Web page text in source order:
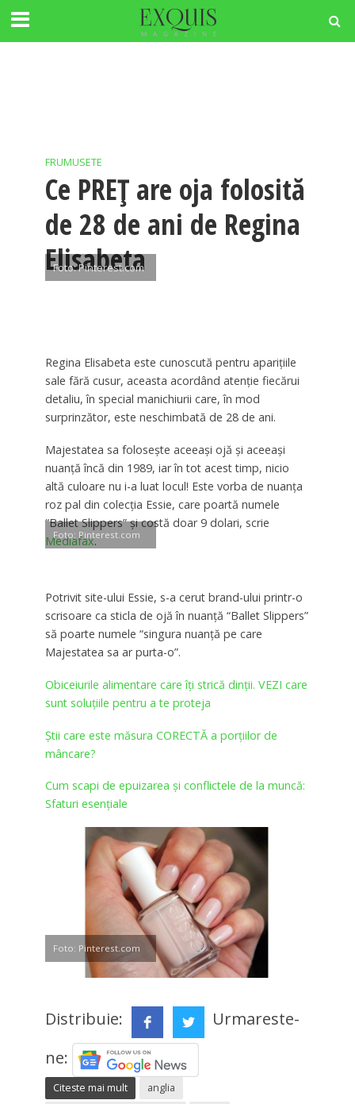
FRUMUSETE
Ce PREȚ are oja folosită
de 28 de ani de Regina
Elisabeta
Foto: Pinterest.com
Regina Elisabeta este cunoscută pentru apariţiile
sale fără cusur, aceasta acordând atenţie fiecărui
detaliu, în special manichiurii care, în mod
surprinzător, este neschimbată de 28 de ani.
Majestatea sa foloseşte aceeaşi ojă şi aceeaşi
nuanţă încă din 1989, iar în tot acest timp, nicio
altă culoare nu i-a luat locul! Este vorba de nuanţa
roz pal din colecţia Essie, care poartă numele
“Ballet Slippers” şi costă doar 9 dolari, scrie
Mediafax.
Foto: Pinterest.com
Potrivit site-ului Essie, s-a cerut brand-ului printr-o
scrisoare ca sticla de ojă în nuanţă “Ballet Slippers”
să poarte numele “singura nuanţă pe care
Majestatea sa ar purta-o”.
Obiceiurile alimentare care îți strică dinții. VEZI care
sunt soluțiile pentru a te proteja
Știi care este măsura CORECTĂ a porțiilor de
mâncare?
Cum scapi de epuizarea şi conflictele de la muncă:
Sfaturi esenţiale
Foto: Pinterest.com
Distribuie:
Urmareste-
ne:
Citeste mai mult
anglia